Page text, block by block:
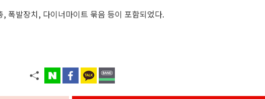
폭발장치, 다이너마이트 묶음 등이 포함되었다.